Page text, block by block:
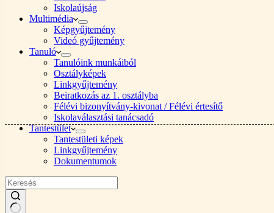
Iskolaújság
Multimédia
Képgyűjtemény
Videó gyűjtemény
Tanuló
Tanulóink munkáiból
Osztályképek
Linkgyűjtemény
Beiratkozás az 1. osztályba
Félévi bizonyítvány-kivonat / Félévi értesítő
Iskolaválasztási tanácsadó
Tantestület
Tantestületi képek
Linkgyűjtemény
Dokumentumok